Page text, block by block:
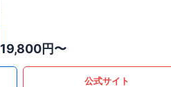
19,800円〜
公式サイト